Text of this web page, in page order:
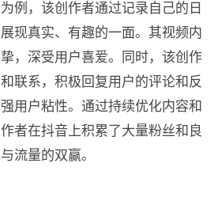
例，该创作者通过记录自己的日
现真实、有趣的一面。其视频内
，深受用户喜爱。同时，该创作
联系，积极回复用户的评论和反
用户粘性。通过持续优化内容和
者在抖音上积累了大量粉丝和良
流量的双赢。